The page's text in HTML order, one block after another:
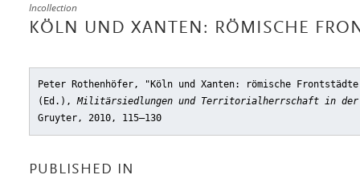
Incollection
KÖLN UND XANTEN: RÖMISCHE
Peter Rothenhöfer, "Köln und Xanten: römische Frontstädte
(Ed.),Militärsiedlungen und Territorialherrschaft in der
Gruyter, 2010, 115–130
PUBLISHED IN